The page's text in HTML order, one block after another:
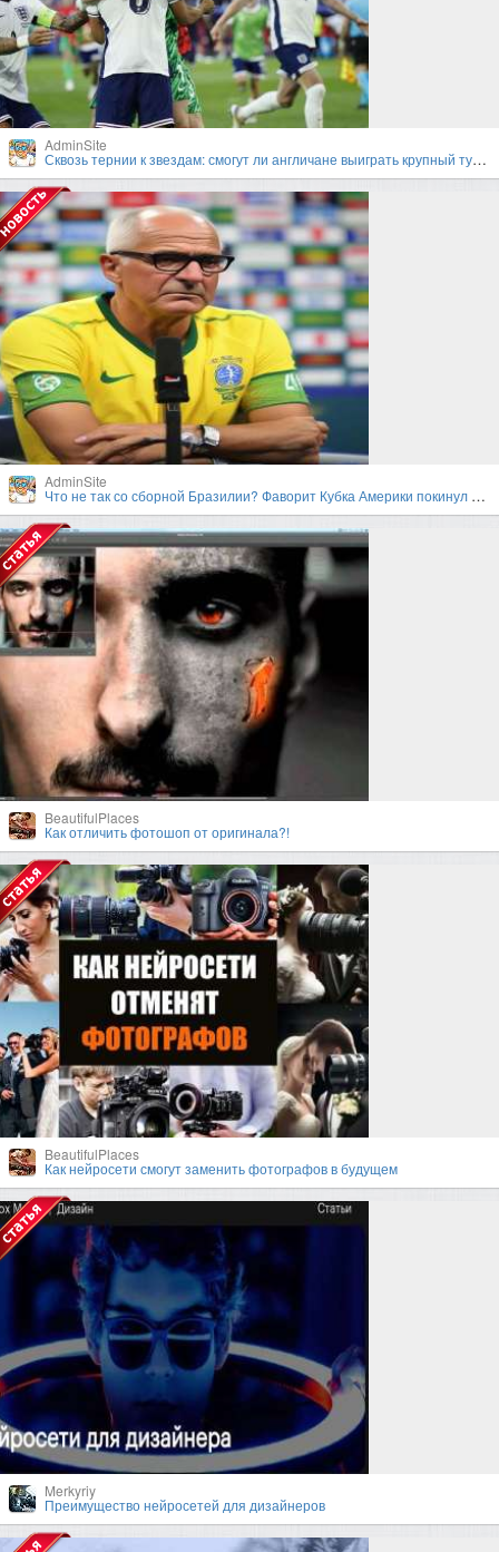
AdminSite
Сквозь тернии к звездам: смогут ли англичане выиграть крупный турнир под руководством Гарета Саутгейта?
AdminSite
Что не так со сборной Бразилии? Фаворит Кубка Америки покинул турнир в первом раунде плей-офф
BeautifulPlaces
Как отличить фотошоп от оригинала?!
BeautifulPlaces
Как нейросети смогут заменить фотографов в будущем
Merkyriy
Преимущество нейросетей для дизайнеров